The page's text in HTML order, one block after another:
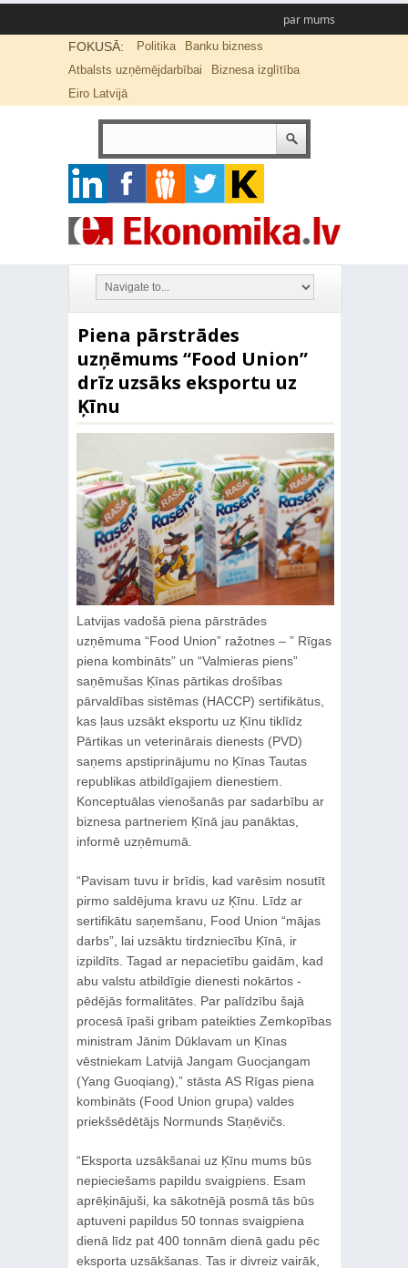
par mums
FOKUSĀ: Politika
Banku bizness
Atbalsts uzņēmējdarbībai
Biznesa izglītība
Eiro Latvijā
Piena pārstrādes
uzņēmums “Food Union”
drīz uzsāks eksportu uz
Ķīnu
Latvijas vadošā piena pārstrādes
uzņēmuma “Food Union” ražotnes – ” Rīgas
piena kombināts” un “Valmieras piens”
saņēmušas Ķīnas pārtikas drošības
pārvaldības sistēmas (HACCP) sertifikātus,
kas ļaus uzsākt eksportu uz Ķīnu tiklīdz
Pārtikas un veterinārais dienests (PVD)
saņems apstiprinājumu no Ķīnas Tautas
republikas atbildīgajiem dienestiem.
Konceptuālas vienošanās par sadarbību ar
biznesa partneriem Ķīnā jau panāktas,
informē uzņēmumā.
“Pavisam tuvu ir brīdis, kad varēsim nosutīt
pirmo saldējuma kravu uz Ķīnu. Līdz ar
sertifikātu saņemšanu, Food Union “mājas
darbs”, lai uzsāktu tirdzniecību Ķīnā, ir
izpildīts. Tagad ar nepacietību gaidām, kad
abu valstu atbildīgie dienesti nokārtos -
pēdējās formalitātes. Par palīdzību šajā
procesā īpaši gribam pateikties Zemkopības
ministram Jānim Dūklavam un Ķīnas
vēstniekam Latvijā Jangam Guocjangam
(Yang Guoqiang),” stāsta AS Rīgas piena
kombināts (Food Union grupa) valdes
priekšsēdētājs Normunds Staņēvičs.
“Eksporta uzsākšanai uz Ķīnu mums būs
nepieciešams papildu svaigpiens. Esam
aprēķinājuši, ka sākotnējā posmā tās būs
aptuveni papildus 50 tonnas svaigpiena
dienā līdz pat 400 tonnām dienā gadu pēc
eksporta uzsākšanas. Tas ir divreiz vairāk,